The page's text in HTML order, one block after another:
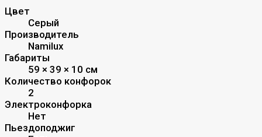
Цвет
Серый
Производитель
Namilux
Габариты
59 × 39 × 10 см
Количество конфорок
2
Электроконфорка
Нет
Пьездоподжиг